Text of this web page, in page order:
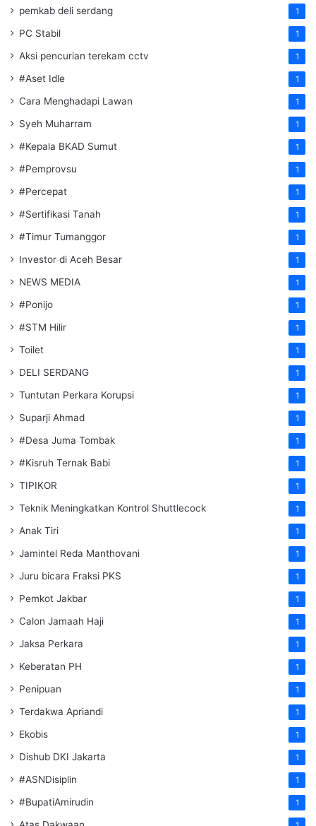
pemkab deli serdang 1
PC Stabil 1
Aksi pencurian terekam cctv 1
#Aset Idle 1
Cara Menghadapi Lawan 1
Syeh Muharram 1
#Kepala BKAD Sumut 1
#Pemprovsu 1
#Percepat 1
#Sertifikasi Tanah 1
#Timur Tumanggor 1
Investor di Aceh Besar 1
NEWS MEDIA 1
#Ponijo 1
#STM Hilir 1
Toilet 1
DELI SERDANG 1
Tuntutan Perkara Korupsi 1
Suparji Ahmad 1
#Desa Juma Tombak 1
#Kisruh Ternak Babi 1
TIPIKOR 1
Teknik Meningkatkan Kontrol Shuttlecock 1
Anak Tiri 1
Jamintel Reda Manthovani 1
Juru bicara Fraksi PKS 1
Pemkot Jakbar 1
Calon Jamaah Haji 1
Jaksa Perkara 1
Keberatan PH 1
Penipuan 1
Terdakwa Apriandi 1
Ekobis 1
Dishub DKI Jakarta 1
#ASNDisiplin 1
#BupatiAmirudin 1